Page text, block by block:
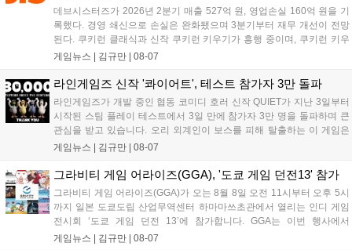
데브시스터즈가 2026년 2분기 매출 527억 원, 영업손실 160억 원을 기
록했다. 경영 쇄신으로 손실은 완화됐으며 3분기부터 재무 개선이 전망
된다. 쿠키런 클래식과 신작 쿠키런 키우기가 흥행 중이며, 쿠키런 키우
기는 13일 첫 업데이트를 시작으로 2주 간격의 콘텐츠를 제공한다. 또한
이다. 회사는 비용 효율화와 신작 흥행을 통해 하반기 실적 턴어라운드
게임뉴스 | 김규만 | 08-07
라인게임즈 신작 '콰이어트', 테스트 참가자 3만 돌파
라인게임즈가 개발 중인 협동 코미디 호러 신작 QUIET가 지난 3일부터
시작된 스팀 플레이 테스트에서 3일 만에 참가자 3만 명을 돌파하며 큰
관심을 받고 있습니다. 오리 외계인이 보스를 피해 탈출하는 이 게임은
최대 4인 협동을 지원하며, 소음 관리와 물리 법칙을 활용한 전략적 플레
을 개선 중이며, 상세 정보는 스팀 페이지에서 확인 가능합니다....
게임뉴스 | 김규만 | 08-07
그라비티 게임 어라이즈(GGA), '도쿄 게임 던전13' 참가
그라비티 게임 어라이즈(GGA)가 오는 8월 8일 오전 11시부터 오후 5시
까지 일본 도쿄도립 산업무역센터 하마마쓰초관에서 열리는 인디 게임
전시회 ‘도쿄 게임 던전 13’에 참가합니다. GGA는 이번 행사에서
‘JALECO ARCADE COLLECTION’ 시리즈의 미공개 작품 12종을 최초
게임뉴스 | 김규만 | 08-07